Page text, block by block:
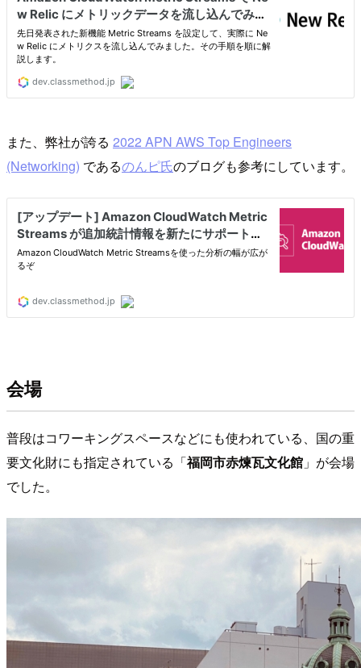
また、弊社が誇る 2022 APN AWS Top Engineers
(Networking) であるのんピ氏のブログも参考にしています。
会場
普段はコワーキングスペースなどにも使われている、国の重
要文化財にも指定されている「福岡市赤煉瓦文化館 」が会場
でした。